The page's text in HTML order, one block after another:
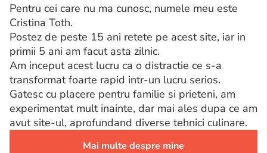
Pentru cei care nu ma cunosc, numele meu este
Cristina Toth.
Postez de peste 15 ani retete pe acest site, iar in
primii 5 ani am facut asta zilnic.
Am inceput acest lucru ca o distractie ce s-a
transformat foarte rapid intr-un lucru serios.
Gatesc cu placere pentru familie si prieteni, am
experimentat mult inainte, dar mai ales dupa ce am
avut site-ul, aprofundand diverse tehnici culinare.
Mai multe despre mine